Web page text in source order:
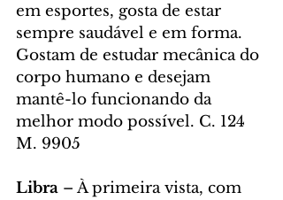
em esportes, gosta de estar
sempre saudável e em forma.
Gostam de estudar mecânica do
corpo humano e desejam
mantê-lo funcionando da
melhor modo possível. C. 124
M. 9905
Libra – À primeira vista, com